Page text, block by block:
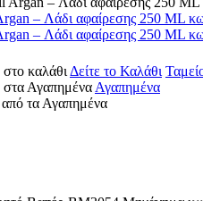
– Λάδι αφαίρεσης 250 ML
– Λάδι αφαίρεσης 250 ML
καλάθι Δείτε το Καλάθι
στα Αγαπημένα Αγαπημένα
από τα Αγαπημένα